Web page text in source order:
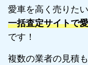
愛車を高く売りた
一括査定サイトで
です！
複数の業者の見積